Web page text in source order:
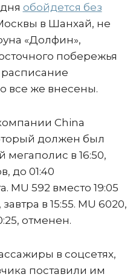
обойдется без
в Шанхай, не
«Долфин»,
побережья
расписание
все же внесены.
China
должен был
мегаполис в 16:50,
до 01:40
MU 592 вместо 19:05
в 15:55. MU 6020,
отменен.
в соцсетях,
поставили им